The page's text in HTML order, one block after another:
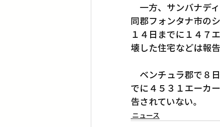
一方、サンバナデ
同郡フォンタナ市の
１４日までに１４７
壊した住宅などは報
ベンチュラ郡で８
でに４５３１エーカ
告されていない。
ニュース